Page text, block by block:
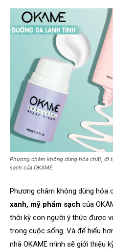
Phương châm không dùng hóa chất, đi
sạch của OKAME
Phương châm không dùng hóa
xanh, mỹ phẩm sạch của
thời kỳ con người ý thức được
trong cuộc sống. Và để hiểu
nhà OKAME mình sẽ giới thiệu